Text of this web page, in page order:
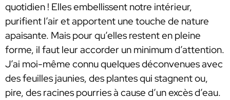
quotidien ! Elles embellissent notre intérieur,
purifient l’air et apportent une touche de nature
apaisante. Mais pour qu’elles restent en pleine
forme, il faut leur accorder un minimum d’attention.
J’ai moi-même connu quelques déconvenues avec
des feuilles jaunies, des plantes qui stagnent ou,
pire, des racines pourries à cause d’un excès d’eau.